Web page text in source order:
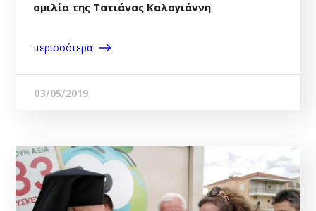
ομιλία της Τατιάνας Καλογιάννη
περισσότερα
03/05/2019